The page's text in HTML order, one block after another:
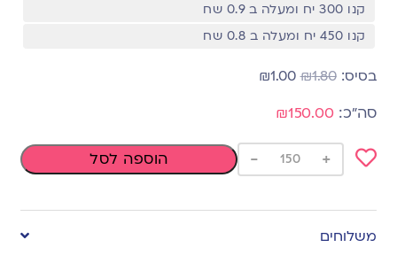
קנו 300 יח ומעלה ב 0.9 שח
קנו 450 יח ומעלה ב 0.8 שח
₪1.80
₪1.00
₪150.00
to
wishlist
+
- הוספה לסל
משלוחים